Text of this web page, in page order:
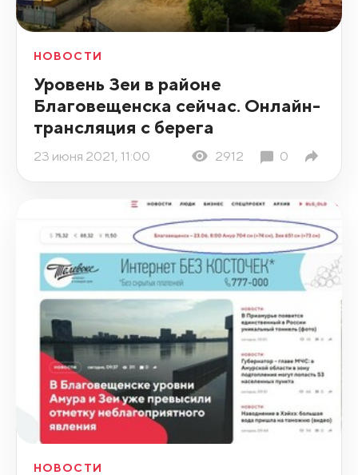
НОВОСТИ
Уровень Зеи в районе
Благовещенска сейчас. Онлайн-
трансляция с берега
23 июня 2021, 11:00 2912 0
НОВОСТИ